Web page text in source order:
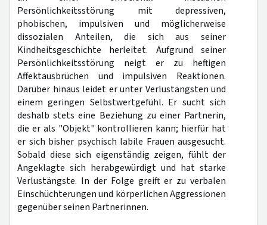
Persönlichkeitsstörung mit depressiven,
phobischen, impulsiven und möglicherweise
dissozialen Anteilen, die sich aus seiner
Kindheitsgeschichte herleitet. Aufgrund seiner
Persönlichkeitsstörung neigt er zu heftigen
Affektausbrüchen und impulsiven Reaktionen.
Darüber hinaus leidet er unter Verlustängsten und
einem geringen Selbstwertgefühl. Er sucht sich
deshalb stets eine Beziehung zu einer Partnerin,
die er als "Objekt" kontrollieren kann; hierfür hat
er sich bisher psychisch labile Frauen ausgesucht.
Sobald diese sich eigenständig zeigen, fühlt der
Angeklagte sich herabgewürdigt und hat starke
Verlustängste. In der Folge greift er zu verbalen
Einschüchterungen und körperlichen Aggressionen
gegenüber seinen Partnerinnen.